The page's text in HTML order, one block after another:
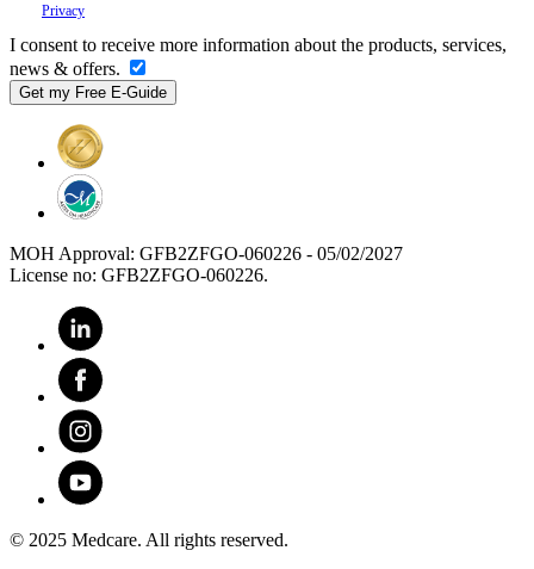
Privacy
I consent to receive more information about the products, services,
news & offers.
MOH Approval: GFB2ZFGO-060226 - 05/02/2027
License no: GFB2ZFGO-060226.
© 2025 Medcare. All rights reserved.